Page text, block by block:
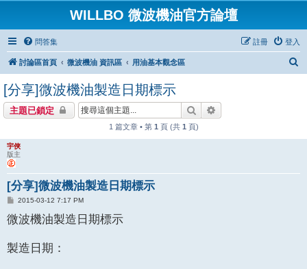
WILLBO 微波機油官方論壇
問答集 登入
註冊
討論區首頁 微波機油 資訊區 用油基本觀念區
[分享]微波機油製造日期標示
主題已鎖定 搜尋
1 篇文章 • 第 1 頁 (共 1 頁)
宇俠
版主
[分享]微波機油製造日期標示
文
2015-03-12 7:17 PM
微波機油製造日期標示
製造日期：